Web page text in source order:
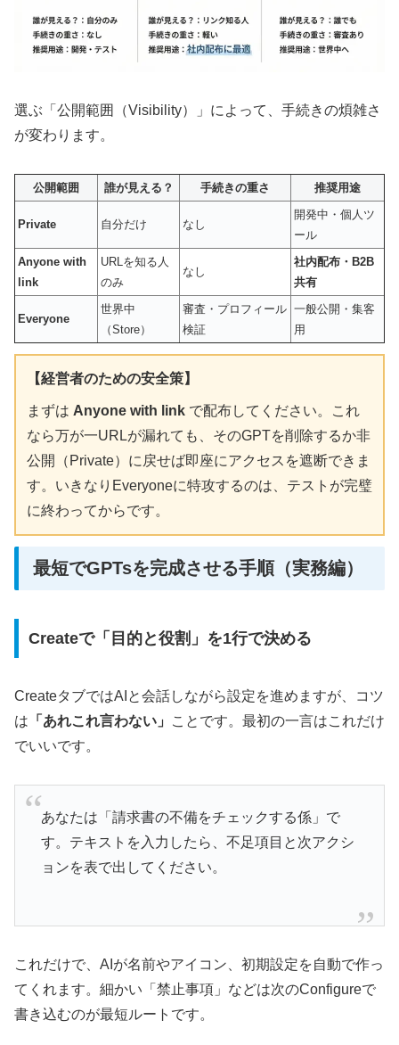
選ぶ「公開範囲（Visibility）」によって、手続きの煩雑さ
が変わります。
公開範囲 誰が見える？ 手続きの重さ 推奨用途
Private 自分だけ なし
開発中・個人ツ
ール
Anyone with
link
URLを知る人
のみ
なし
社内配布・B2B
共有
Everyone
世界中
（Store）
審査・プロフィール
検証
一般公開・集客
用
【経営者のための安全策】
まずは Anyone with link で配布してください。これ
なら万が一URLが漏れても、そのGPTを削除するか非
公開（Private）に戻せば即座にアクセスを遮断できま
す。いきなりEveryoneに特攻するのは、テストが完璧
に終わってからです。
最短でGPTsを完成させる手順（実務編）
Createで「目的と役割」を1行で決める
CreateタブではAIと会話しながら設定を進めますが、コツ
は 「あれこれ言わない」
ことです。最初の一言はこれだけ
でいいです。
あなたは「請求書の不備をチェックする係」で
す。テキストを入力したら、不足項目と次アクシ
ョンを表で出してください。
これだけで、AIが名前やアイコン、初期設定を自動で作っ
てくれます。細かい「禁止事項」などは次のConfigureで
書き込むのが最短ルートです。